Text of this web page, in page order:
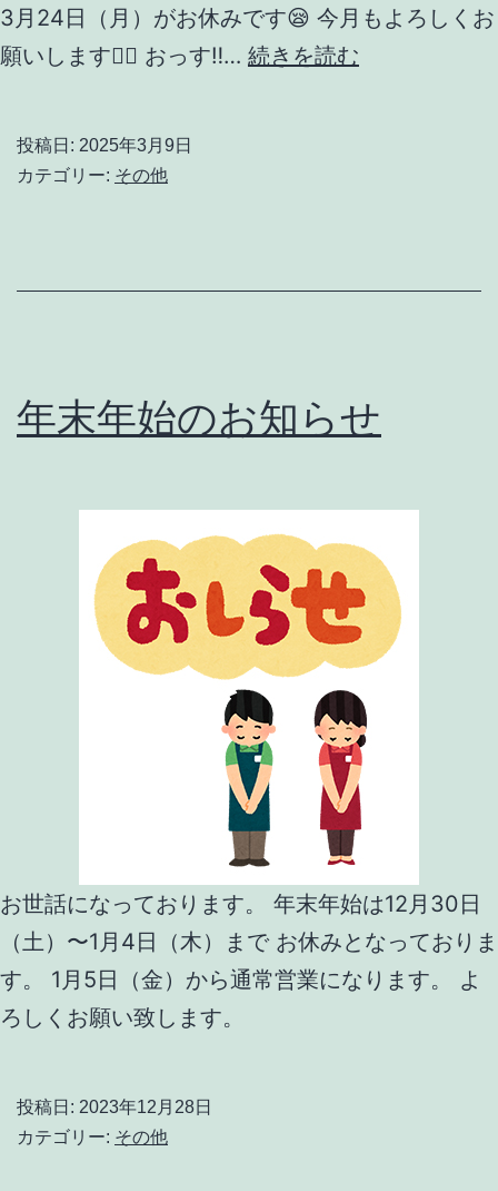
3月24日（月）がお休みです😪 今月もよろしくお
願いします🙇‍♂️ おっす‼… 続きを読む
投稿日: 2025年3月9日
カテゴリー: その他
年末年始のお知らせ
お世話になっております。 年末年始は12月30日
（土）〜1月4日（木）まで お休みとなっておりま
す。 1月5日（金）から通常営業になります。 よ
ろしくお願い致します。
投稿日: 2023年12月28日
カテゴリー: その他